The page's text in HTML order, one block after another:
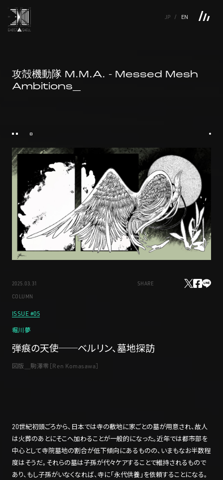
JP EN
FEATURE
M.M.A. SERIES MOVIE GALLERY
BOOKS
TOP
PRODUCTS
LINKS
FEATURE
MOVIE GALLERY
BOOKS
VIDEOGRAM
STREAMING
CONTACT
攻殻機動隊 M.M.A. - Messed Mesh
Ambitions_
2025.03.31
COLUMN
SHARE
ISSUE #05
堀川夢
弾痕の天使──ベルリン、墓地探訪
図版＿駒澤零［Ren Komasawa］
20世紀初頭ごろから、日本では寺の敷地に家ごとの墓が用意され、故人
は火葬のあとにそこへ加わることが一般的になった。近年では都市部を
中心として寺院墓地の割合が低下傾向にあるものの、いまもなお半数程
度はそうだ。それらの墓は子孫が代々ケアすることで維持されるもので
あり、もし子孫がいなくなれば、寺に「永代供養」を依頼することになる。